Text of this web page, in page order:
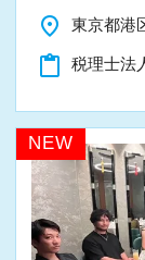
place 東京都港
content_paste 税理士法
NEW